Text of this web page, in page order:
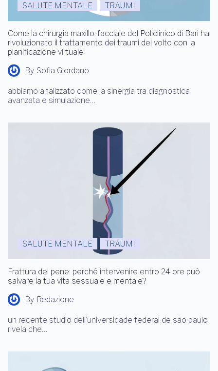
SALUTE MENTALE TRAUMI
Come la chirurgia maxillo-facciale del Policlinico di Bari ha
rivoluzionato il trattamento dei traumi del volto con la
pianificazione virtuale
By Sofia Giordano
abbiamo analizzato come la sinergia tra diagnostica
avanzata e simulazione…
SALUTE MENTALE TRAUMI
Frattura del pene: perché intervenire entro 24 ore può
salvare la tua vita sessuale e mentale?
By Redazione
un recente studio dell’universidade federal de são paulo
rivela che…